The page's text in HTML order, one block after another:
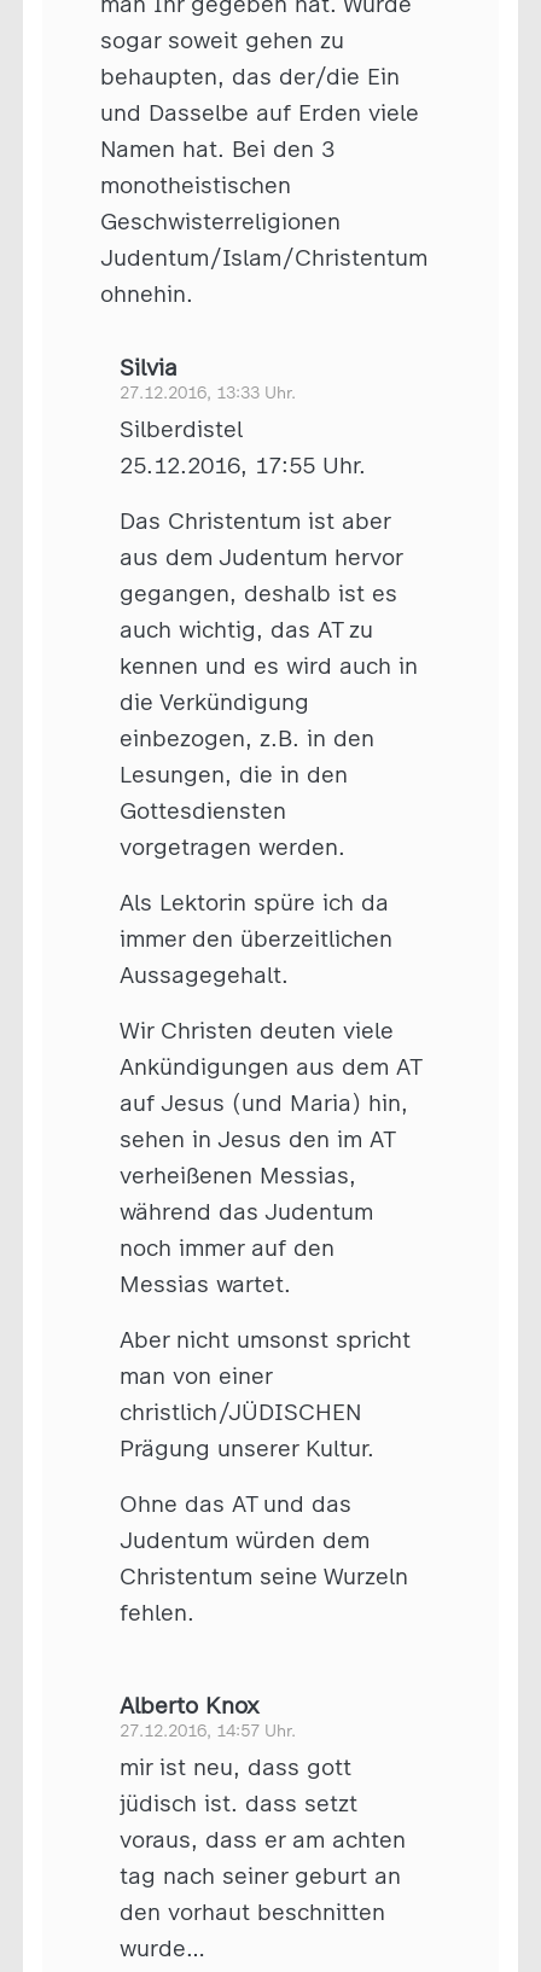
sogar soweit gehen zu
behaupten, das der/die Ein
und Dasselbe auf Erden viele
Namen hat. Bei den 3
monotheistischen
Geschwisterreligionen
Judentum/Islam/Christentum
ohnehin.
Silvia
27.12.2016, 13:33 Uhr.
Silberdistel
25.12.2016, 17:55 Uhr.
Das Christentum ist aber
aus dem Judentum hervor
gegangen, deshalb ist es
auch wichtig, das AT zu
kennen und es wird auch in
die Verkündigung
einbezogen, z.B. in den
Lesungen, die in den
Gottesdiensten
vorgetragen werden.
Als Lektorin spüre ich da
immer den überzeitlichen
Aussagegehalt.
Wir Christen deuten viele
Ankündigungen aus dem AT
auf Jesus (und Maria) hin,
sehen in Jesus den im AT
verheißenen Messias,
während das Judentum
noch immer auf den
Messias wartet.
Aber nicht umsonst spricht
man von einer
christlich/JÜDISCHEN
Prägung unserer Kultur.
Ohne das AT und das
Judentum würden dem
Christentum seine Wurzeln
fehlen.
Alberto Knox
27.12.2016, 14:57 Uhr.
mir ist neu, dass gott
jüdisch ist. dass setzt
voraus, dass er am achten
tag nach seiner geburt an
den vorhaut beschnitten
wurde…